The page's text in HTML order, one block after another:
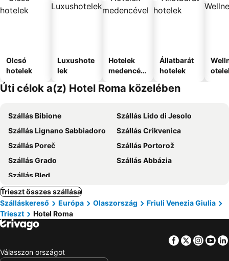
Olcsó
hotelek
Luxushote
lek
Hotelek
medencév
Állatbarát
hotelek
Úti célok a(z) Hotel Roma közelében
Szállás Bibione
Szállás Lido di Jesolo
Szállás Lignano Sabbiadoro
Szállás Crikvenica
Szállás Poreč
Szállás Portorož
Szállás Grado
Szállás Abbázia
Szállás Bled
Trieszt összes szállása
Szálláskereső
Európa Olaszország
Friuli Venezia Giulia
Trieszt
Hotel Roma
Facebook
Twitter
Válasszon országot